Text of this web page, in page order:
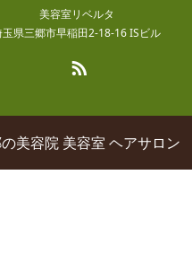
美容室リベルタ
玉県三郷市早稲田2-18-16 ISビル
美容院 美容室 ヘアサロン